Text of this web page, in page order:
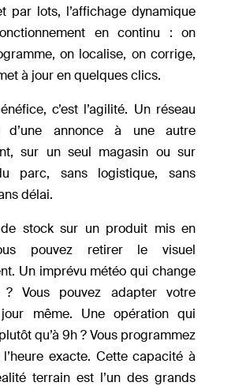
par lots, l’affichage dynamique
en continu : on
on localise, on corrige,
à jour en quelques clics.
c’est l’agilité. Un réseau
d’une annonce à une autre
sur un seul magasin ou sur
parc, sans logistique, sans
délai.
stock sur un produit mis en
pouvez retirer le visuel
Un imprévu météo qui change
Vous pouvez adapter votre
même. Une opération qui
qu’à 9h ? Vous programmez
exacte. Cette capacité à
terrain est l’un des grands